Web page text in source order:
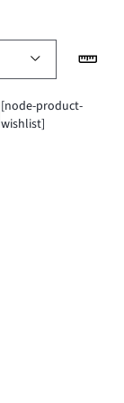
[node-product-
wishlist]